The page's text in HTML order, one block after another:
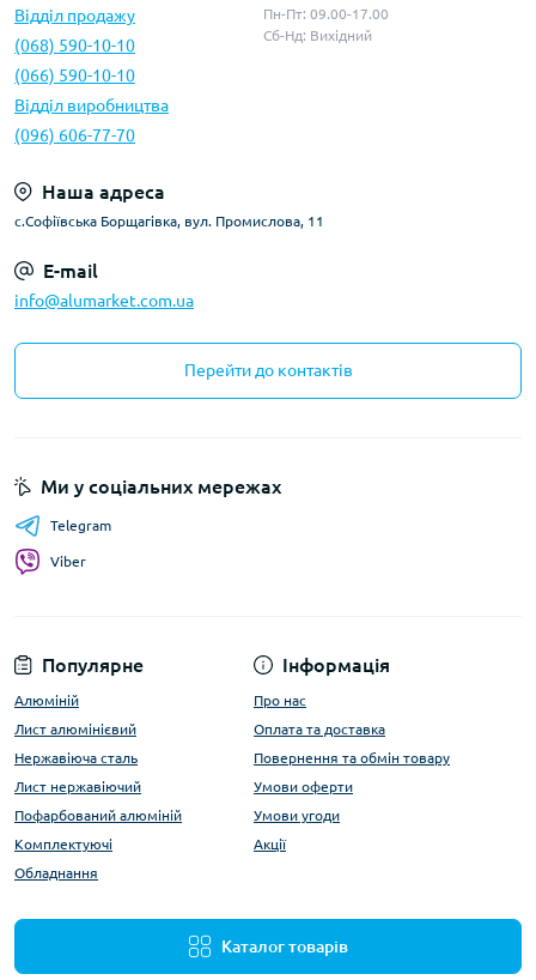
Відділ продажу
(068) 590-10-10
(066) 590-10-10
Відділ виробництва
(096) 606-77-70
Пн-Пт: 09.00-17.00
Сб-Нд: Вихідний
Наша адреса
с.Софіївська Борщагівка, вул. Промислова, 11
E-mail
info@alumarket.com.ua
Перейти до контактів
Популярне
Алюміній
Лист алюмінієвий
Нержавіюча сталь
Лист нержавіючий
Пофарбований алюміній
Комплектуючі
Обладнання
Інформація
Про нас
Оплата та доставка
Повернення та обмін товару
Умови оферти
Умови угоди
Акції
Каталог товарів
Ми у соціальних мережах
Telegram
Viber